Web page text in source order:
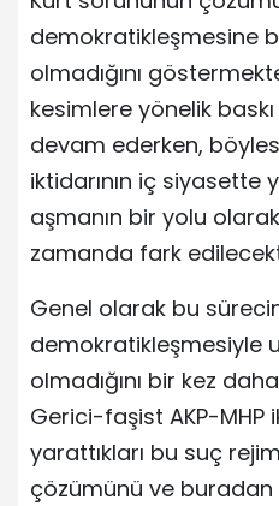
demokratikleşmesine
olmadığını
kesimlere yönelik
devam ederken,
iktidarının iç siyasette
aşmanın bir yolu
zamanda fark
Genel olarak bu
demokratikleşmesiyle
olmadığını bir kez
Gerici-faşist AKP-MHP
yarattıkları bu suç
çözümünü ve buradan